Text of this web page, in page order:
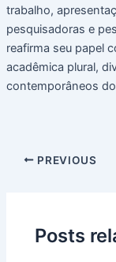
trabalho,
pesquisadoras e
reafirma seu papel
acadêmica plural,
contemporâneos
PREVIOUS
Posts